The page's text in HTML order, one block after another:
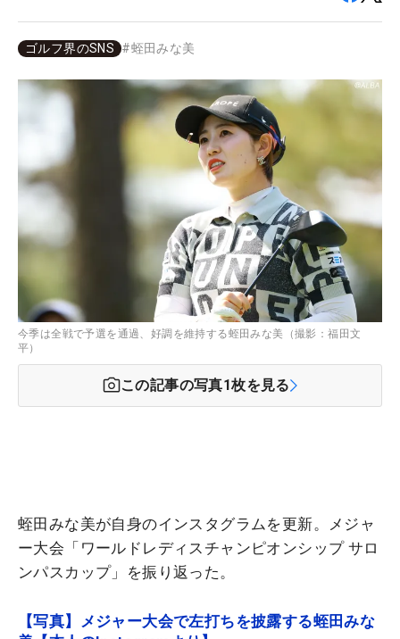
ゴルフ界のSNS #蛭田みな美
今季は全戦で予選を通過、好調を維持する蛭田みな美（撮影：福田文
平）
この記事の写真1枚を見る
蛭田みな美が自身のインスタグラムを更新。メジャ
ー大会「ワールドレディスチャンピオンシップ サロ
ンパスカップ」を振り返った。
【写真】メジャー大会で左打ちを披露する蛭田みな